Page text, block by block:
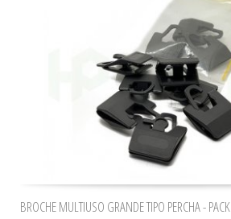
BROCHE MULTIUSO GRANDE TIPO PERCHA - PACK